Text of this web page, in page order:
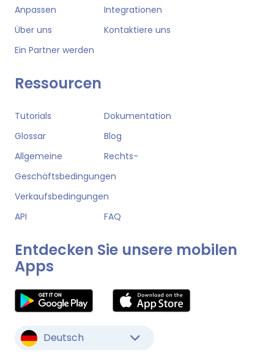
Anpassen
Integrationen
Über uns
Kontaktiere uns
Ein Partner werden
Ressourcen
Tutorials
Dokumentation
Glossar
Blog
Allgemeine
Geschäftsbedingungen
Verkaufsbedingungen
Rechts-
API FAQ
Entdecken Sie unsere mobilen
Apps
Deutsch